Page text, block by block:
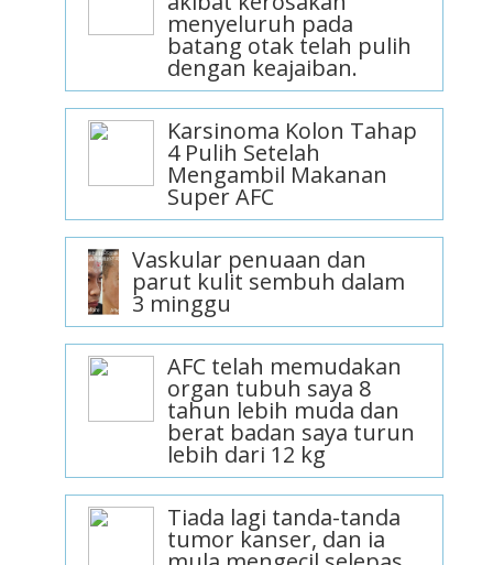
menyeluruh pada
batang otak telah pulih
dengan keajaiban.
Karsinoma Kolon Tahap
4 Pulih Setelah
Mengambil Makanan
Super AFC
Vaskular penuaan dan
parut kulit sembuh dalam
3 minggu
AFC telah memudakan
organ tubuh saya 8
tahun lebih muda dan
berat badan saya turun
lebih dari 12 kg
Tiada lagi tanda-tanda
tumor kanser, dan ia